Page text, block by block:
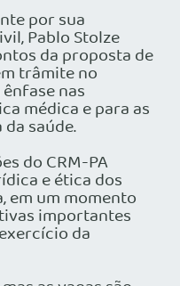
por sua
Pablo Stolze
da proposta de
trâmite no
nas
médica e para as
saúde.
do CRM-PA
e ética dos
em um momento
importantes
da